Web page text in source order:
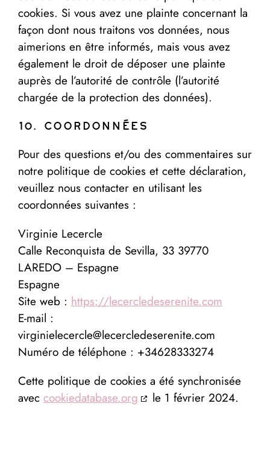
cookies. Si vous avez une plainte concernant la
façon dont nous traitons vos données, nous
aimerions en être informés, mais vous avez
également le droit de déposer une plainte
auprès de l’autorité de contrôle (l’autorité
chargée de la protection des données).
10. Coordonnées
Pour des questions et/ou des commentaires sur
notre politique de cookies et cette déclaration,
veuillez nous contacter en utilisant les
coordonnées suivantes :
Virginie Lecercle
Calle Reconquista de Sevilla, 33 39770
LAREDO – Espagne
Espagne
Site web : https://lecercledeserenite.com
E-mail :
virginielecercle@lecercledeserenite.com
Numéro de téléphone : +34628333274
Cette politique de cookies a été synchronisée
avec cookiedatabase.org le 1 février 2024.